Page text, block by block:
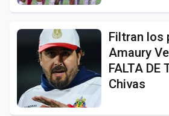
Filtran los
Amaury
FALTA DE
Chivas